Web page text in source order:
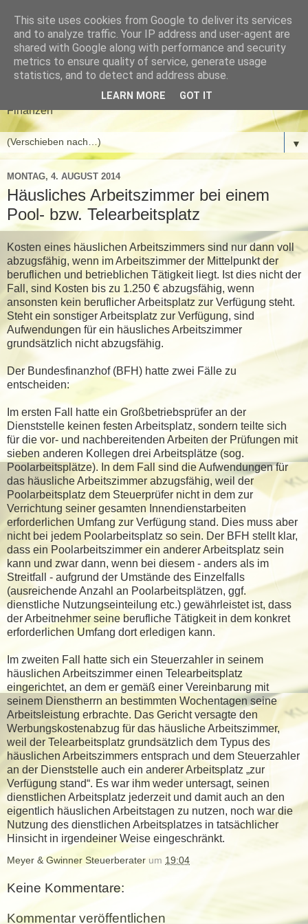
Meyer & Gwinner
Steuerberater
Aktuelle News aus den Bereichen Steuern, Wirtschaft und
Finanzen
▼
MONTAG, 4. AUGUST 2014
Häusliches Arbeitszimmer bei einem
Pool- bzw. Telearbeitsplatz
Kosten eines häuslichen Arbeitszimmers sind nur dann voll
abzugsfähig, wenn im Arbeitszimmer der Mittelpunkt der
beruflichen und betrieblichen Tätigkeit liegt. Ist dies nicht der
Fall, sind Kosten bis zu 1.250 € abzugsfähig, wenn
ansonsten kein beruflicher Arbeitsplatz zur Verfügung steht.
Steht ein sonstiger Arbeitsplatz zur Verfügung, sind
Aufwendungen für ein häusliches Arbeitszimmer
grundsätzlich nicht abzugsfähig.
Der Bundesfinanzhof (BFH) hatte zwei Fälle zu
entscheiden:
Im ersten Fall hatte ein Großbetriebsprüfer an der
Dienststelle keinen festen Arbeitsplatz, sondern teilte sich
für die vor- und nachbereitenden Arbeiten der Prüfungen mit
sieben anderen Kollegen drei Arbeitsplätze (sog.
Poolarbeitsplätze). In dem Fall sind die Aufwendungen für
das häusliche Arbeitszimmer abzugsfähig, weil der
Poolarbeitsplatz dem Steuerprüfer nicht in dem zur
Verrichtung seiner gesamten Innendienstarbeiten
erforderlichen Umfang zur Verfügung stand. Dies muss aber
nicht bei jedem Poolarbeitsplatz so sein. Der BFH stellt klar,
dass ein Poolarbeitszimmer ein anderer Arbeitsplatz sein
kann und zwar dann, wenn bei diesem - anders als im
Streitfall - aufgrund der Umstände des Einzelfalls
(ausreichende Anzahl an Poolarbeitsplätzen, ggf.
dienstliche Nutzungseinteilung etc.) gewährleistet ist, dass
der Arbeitnehmer seine berufliche Tätigkeit in dem konkret
erforderlichen Umfang dort erledigen kann.
Im zweiten Fall hatte sich ein Steuerzahler in seinem
häuslichen Arbeitszimmer einen Telearbeitsplatz
eingerichtet, an dem er gemäß einer Vereinbarung mit
seinem Dienstherrn an bestimmten Wochentagen seine
Arbeitsleistung erbrachte. Das Gericht versagte den
Werbungskostenabzug für das häusliche Arbeitszimmer,
weil der Telearbeitsplatz grundsätzlich dem Typus des
häuslichen Arbeitszimmers entsprach und dem Steuerzahler
an der Dienststelle auch ein anderer Arbeitsplatz „zur
Verfügung stand“. Es war ihm weder untersagt, seinen
dienstlichen Arbeitsplatz jederzeit und damit auch an den
eigentlich häuslichen Arbeitstagen zu nutzen, noch war die
Nutzung des dienstlichen Arbeitsplatzes in tatsächlicher
Hinsicht in irgendeiner Weise eingeschränkt.
Meyer & Gwinner Steuerberater um 19:04
Keine Kommentare:
Kommentar veröffentlichen
This site uses cookies from Google to deliver its services
and to analyze traffic. Your IP address and user-agent are
shared with Google along with performance and security
metrics to ensure quality of service, generate usage
statistics, and to detect and address abuse.
LEARN MORE GOT IT